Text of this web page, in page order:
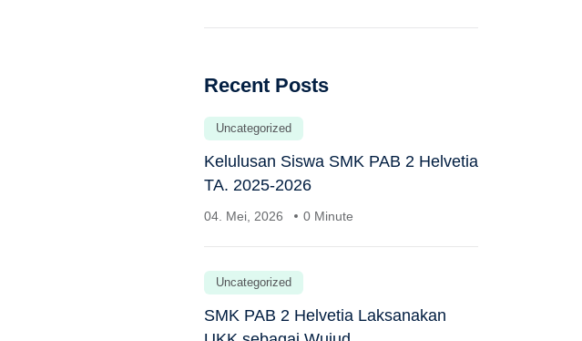
Recent Posts
Uncategorized
Kelulusan Siswa SMK PAB 2 Helvetia
TA. 2025-2026
04. Mei, 2026 0 Minute
Uncategorized
SMK PAB 2 Helvetia Laksanakan